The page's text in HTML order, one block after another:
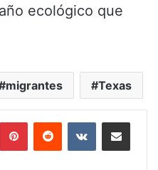
ecológico que
migrantes Texas